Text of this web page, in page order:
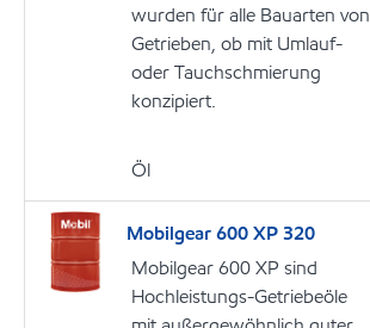
wurden für alle Bauarten von
Getrieben, ob mit Umlauf-
oder Tauchschmierung
konzipiert.
Öl
Mobilgear 600 XP 320
Mobilgear 600 XP sind
Hochleistungs-Getriebeöle